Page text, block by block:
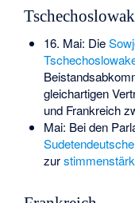
16. Mai: Die
gleichartigen
und Frankreich
Mai: Bei den
zur